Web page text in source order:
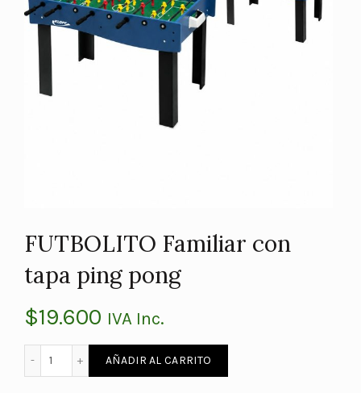
FUTBOLITO Familiar con
tapa ping pong
$19.600 IVA Inc.
FUTBOLITO Familiar con tapa ping pong cantidad
AÑADIR AL CARRITO